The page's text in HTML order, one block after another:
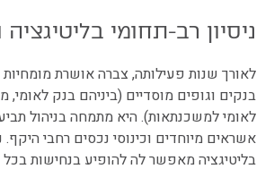
ניסיון רב-תחומי
לאורך שנות פעילותה, צברה אושרת מומחיות
בנקים וגופים מוסדיים (ביניהם בנק לאומי,
לאומי למשכנתאות). היא מתמחה בניהול
אשראים מיוחדים וכינוסי נכסים רחבי היקף.
בליטיגציה מאפשר לה להופיע בנחישות